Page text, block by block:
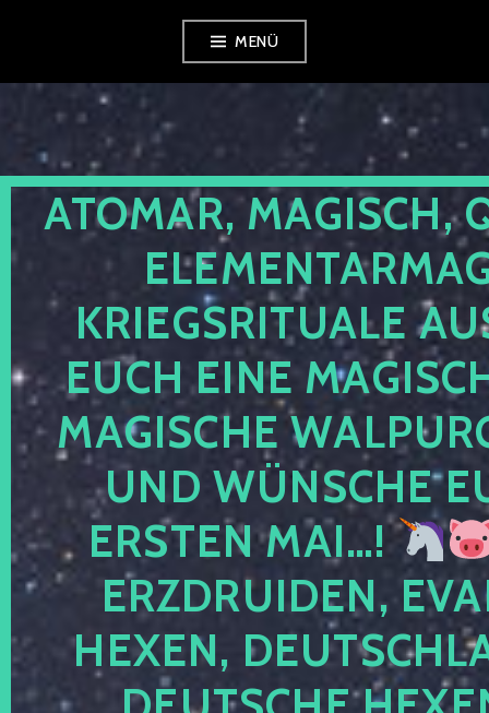
springen
MENÜ
ATOMAR, MAGISCH,
KRIEGSRITUALE
EUCH EINE
MAGISCHE
UND WÜNSCHE
ERSTEN MAI…!
ERZDRUIDEN,
HEXEN,